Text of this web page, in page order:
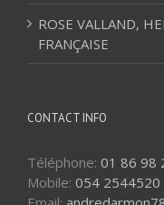
ROSE VALLAND,
FRANÇAISE
CONTACT INFO
Téléphone: 01 86 98
Mobile: 054 2544520